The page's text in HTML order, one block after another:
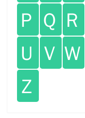
Ｐ Ｑ Ｒ
Ｕ Ｖ Ｗ
Ｚ